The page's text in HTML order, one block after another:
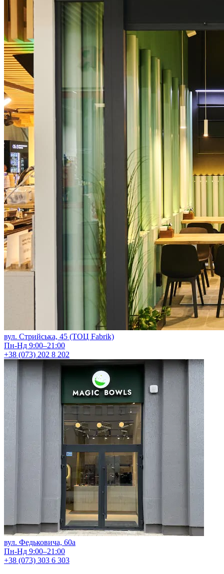
вул. Стрийська, 45 (ТОЦ Fabrik)
Пн-Нд 9:00–21:00
+38 (073) 202 8 202
вул. Федьковича, 60а
Пн-Нд 9:00–21:00
+38 (073) 303 6 303